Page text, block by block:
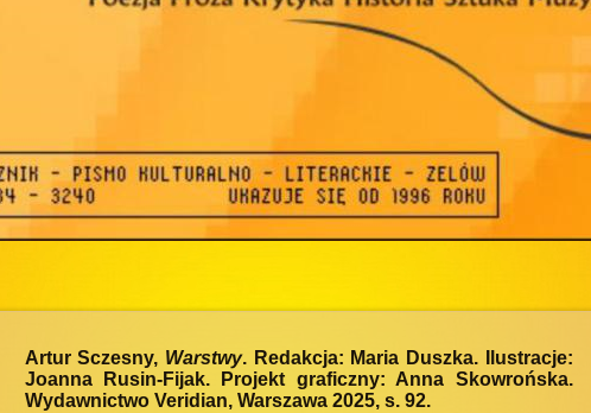
Artur Sczesny, Warstwy. Redakcja: Maria Duszka. Ilustracje:
Joanna Rusin-Fijak. Projekt graficzny: Anna Skowrońska.
Wydawnictwo Veridian, Warszawa 2025, s. 92.